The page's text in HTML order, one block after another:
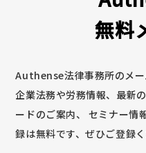
無料
Authense法律事務所のメ
企業法務や労務情報、最新
ードのご案内、
セミナー情
録は無料です、ぜひご登録く